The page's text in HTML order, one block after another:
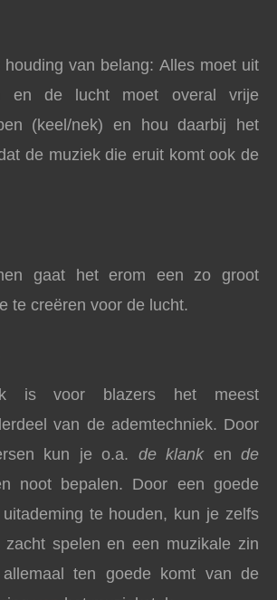
van belang: Alles moet uit
en de lucht moet overal vrije
(keel/nek) en hou daarbij het
de muziek die eruit komt ook de
gaat het erom een zo groot
te creëren voor de lucht.
is voor blazers het meest
van de ademtechniek. Door
kun je o.a. de klankende
noot bepalen. Door een goede
te houden, kun je zelfs
spelen en een muzikale zin
ten goede komt van de